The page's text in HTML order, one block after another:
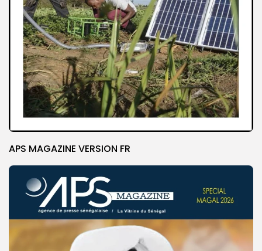
APS MAGAZINE VERSION FR